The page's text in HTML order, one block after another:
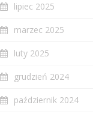
lipiec 2025
marzec 2025
luty 2025
grudzień 2024
październik 2024